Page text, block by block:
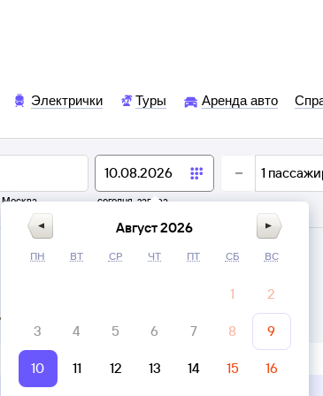
Электрички Туры Аренда авто
Москва сегодня, завтра
1
Верни билет в личном кабинете
Август 2026
ПН ВТ СР ЧТ ПТ СБ ВС
1 2
3 4 5 6 7 8 9
10 11 12 13 14 15 16